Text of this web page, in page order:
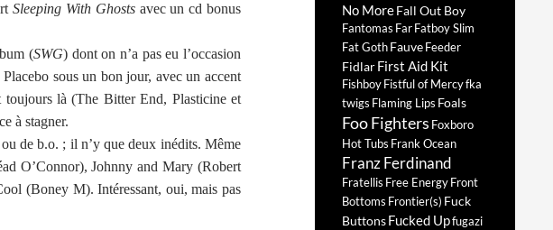
Sleeping With Ghostsavec un cd bonus
(SWG) dont on n’a pas eu l’occasion
sous un bon jour, avec un accent
toujours là (The Bitter End, Plasticine et
à stagner.
de b.o. ; il n’y que deux inédits. Même
O’Connor), Johnny and Mary (Robert
(Boney M). Intéressant, oui, mais pas
No MoreFall Out Boy
Fantomas FarFatboy Slim
Fat GothFauveFeeder
FidlarFirst Aid Kit
FishboyFistful of Mercyfka
twigs Flaming Lips Foals
Foo Fighters Foxboro
Hot Tubs Frank Ocean
Franz Ferdinand
Fratellis Free EnergyFront
Bottoms Frontier(s) Fuck
ButtonsFucked Upfugazi